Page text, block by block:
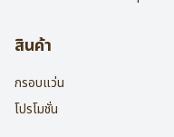
สินค้า
กรอบแว่น
โปรโมชั่น